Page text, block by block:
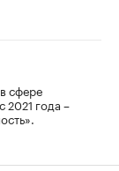
сфере
2021 года –